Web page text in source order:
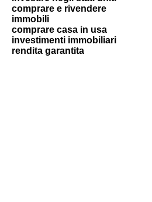
comprare e rivendere
immobili
comprare casa in usa
investimenti immobiliari
rendita garantita